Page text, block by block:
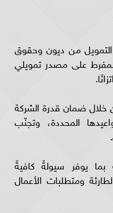
التمويل من ديون وحقوق
على مصدر تمويلي
خلال ضمان قدرة الشركة
المحددة، وتجنّب
بما يوفر سيولةً كافيةً
ومتطلبات الأعمال